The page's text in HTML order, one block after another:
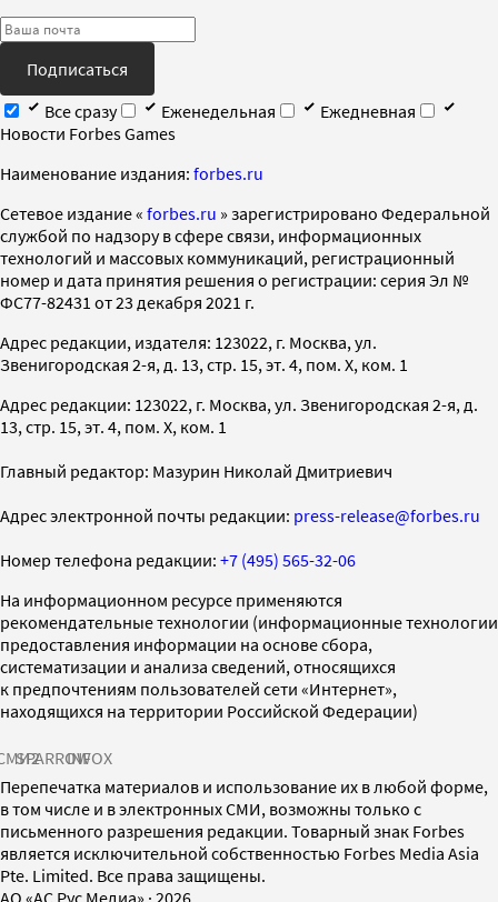
Подписаться
Все сразу
Еженедельная
Ежедневная
Новости Forbes Games
Наименование издания: forbes.ru
Cетевое издание « forbes.ru » зарегистрировано Федеральной
службой по надзору в сфере связи, информационных
технологий и массовых коммуникаций, регистрационный
номер и дата принятия решения о регистрации: серия Эл №
ФС77-82431 от 23 декабря 2021 г.
Адрес редакции, издателя: 123022, г. Москва, ул.
Звенигородская 2-я, д. 13, стр. 15, эт. 4, пом. X, ком. 1
Адрес редакции: 123022, г. Москва, ул. Звенигородская 2-я, д.
13, стр. 15, эт. 4, пом. X, ком. 1
Главный редактор: Мазурин Николай Дмитриевич
Адрес электронной почты редакции: press-release@forbes.ru
Номер телефона редакции: +7 (495) 565-32-06
На информационном ресурсе применяются
рекомендательные технологии (информационные технологии
предоставления информации на основе сбора,
систематизации и анализа сведений, относящихся
к предпочтениям пользователей сети «Интернет»,
находящихся на территории Российской Федерации)
SPARROWINFOX
Перепечатка материалов и использование их в любой форме,
в том числе и в электронных СМИ, возможны только с
письменного разрешения редакции. Товарный знак Forbes
является исключительной собственностью Forbes Media Asia
Pte. Limited. Все права защищены.
AO «АС Рус Медиа» · 2026